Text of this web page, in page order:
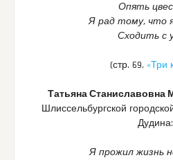
Опять
Я рад тому, что
Сходить с
(стр. 69, «Три
Татьяна Станиславовна
Шлиссельбургской
Дудина:
Я прожил жизнь